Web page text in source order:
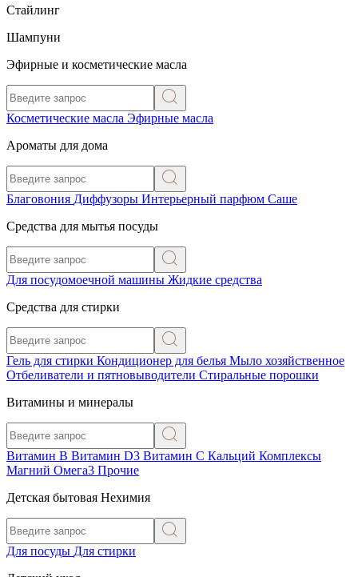
Стайлинг
Шампуни
Эфирные и косметические масла
Косметические масла Эфирные масла
Ароматы для дома
Благовония Диффузоры Интерьерный парфюм Саше
Средства для мытья посуды
Для посудомоечной машины Жидкие средства
Средства для стирки
Гель для стирки Кондиционер для белья Мыло хозяйственное
Отбеливатели и пятновыводители Стиральные порошки
Витамины и минералы
Витамин В Витамин D3 Витамин С Кальций Комплексы
Магний Омега3 Прочие
Детская бытовая Нехимия
Для посуды Для стирки